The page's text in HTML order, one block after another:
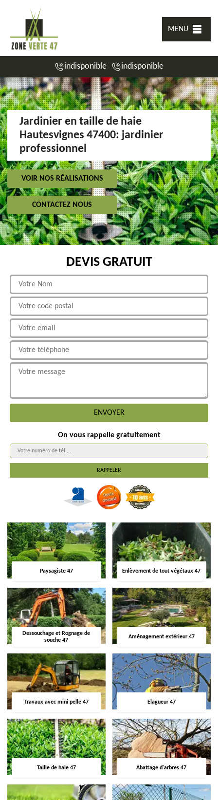
MENU
indisponible indisponible
Jardinier en taille de haie
Hautesvignes 47400: jardinier
professionnel
VOIR NOS RÉALISATIONS
CONTACTEZ NOUS
DEVIS GRATUIT
On vous rappelle gratuitement
Paysagiste 47 Enlèvement de tout végétaux 47
Dessouchage et Rognage de
souche 47
Aménagement extérieur 47
Travaux avec mini pelle 47 Elagueur 47
Taille de haie 47 Abattage d'arbres 47